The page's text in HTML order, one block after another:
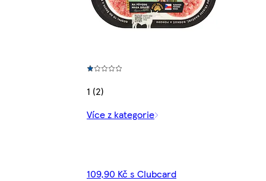
1 (2)
Více z kategorie
109,90 Kč s Clubcard